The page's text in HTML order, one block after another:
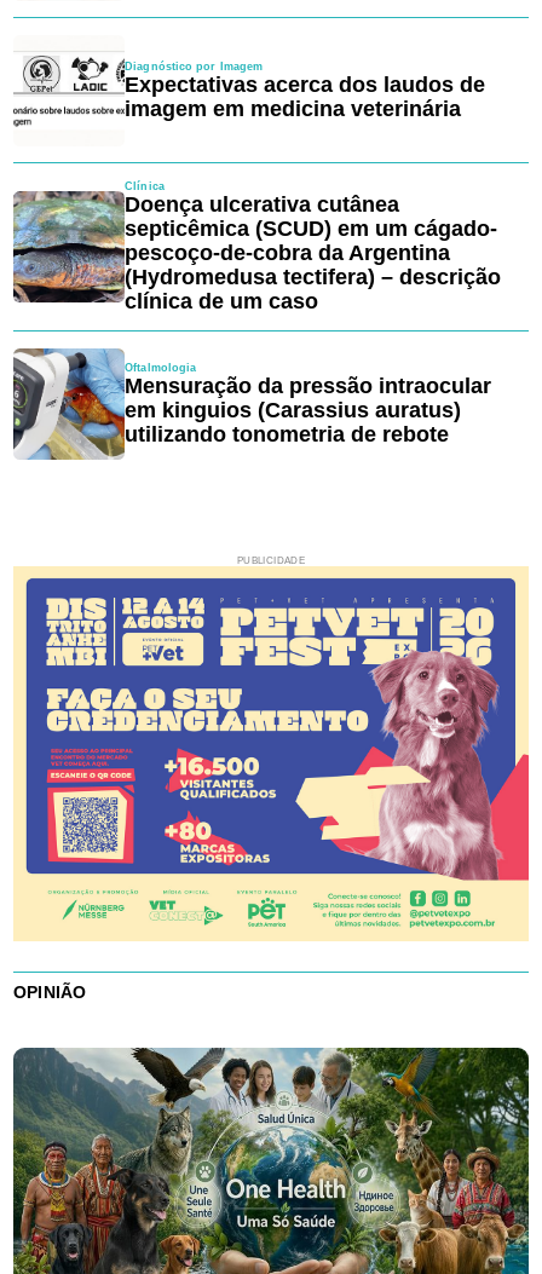
Diagnóstico por Imagem
Expectativas acerca dos laudos de
imagem em medicina veterinária
Clínica
Doença ulcerativa cutânea
septicêmica (SCUD) em um cágado-
pescoço-de-cobra da Argentina
(Hydromedusa tectifera) – descrição
clínica de um caso
Oftalmologia
Mensuração da pressão intraocular
em kinguios (Carassius auratus)
utilizando tonometria de rebote
PUBLICIDADE
OPINIÃO